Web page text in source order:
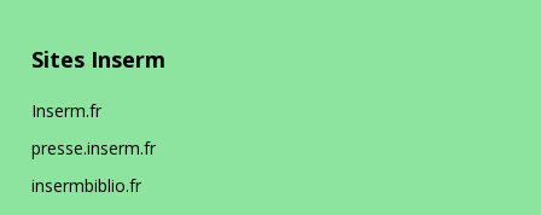
Sites Inserm
Inserm.fr
presse.inserm.fr
insermbiblio.fr